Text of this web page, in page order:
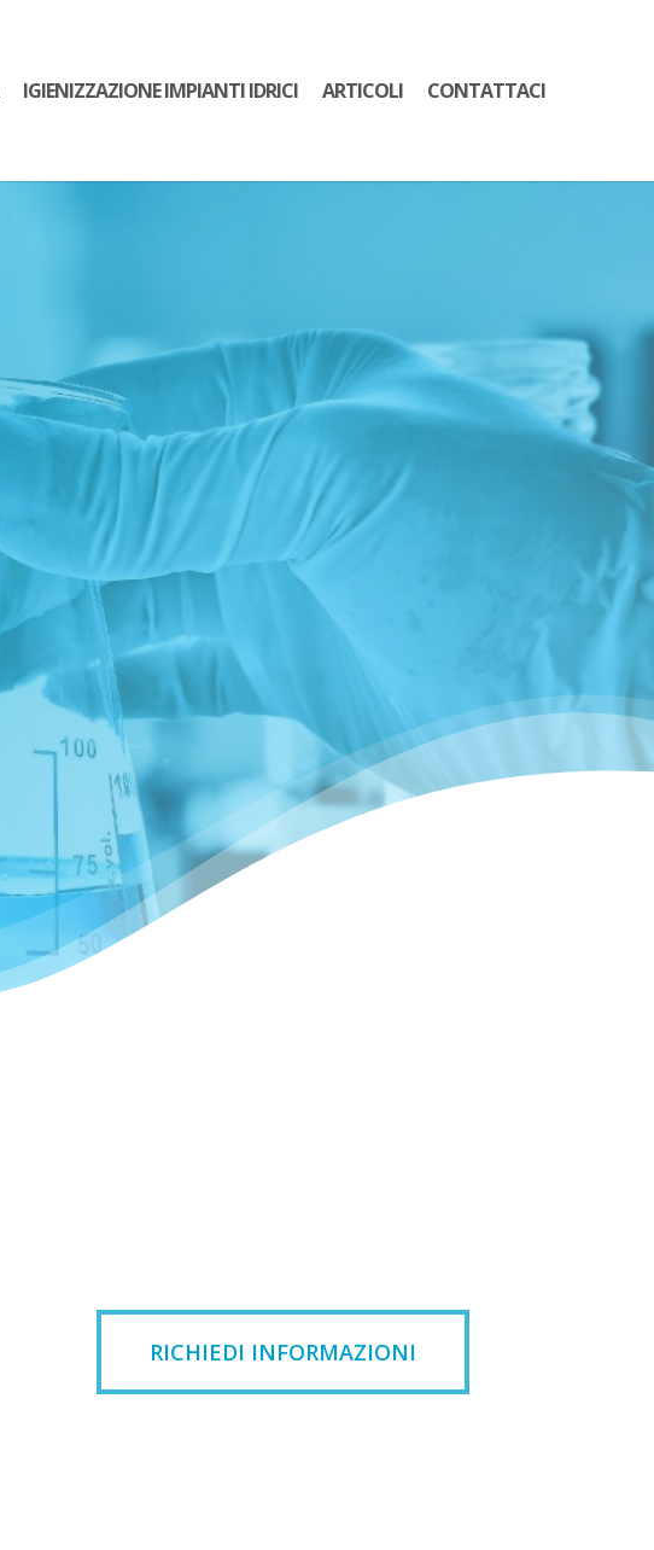
IGIENIZZAZIONE IMPIANTI IDRICI ARTICOLI CONTATTACI
RICHIEDI INFORMAZIONI